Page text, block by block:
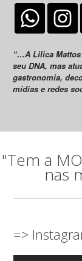
“…A Lilica Mattos
seu DNA, mas
gastronomia,
mídias e redes
"Tem a
nas
=>